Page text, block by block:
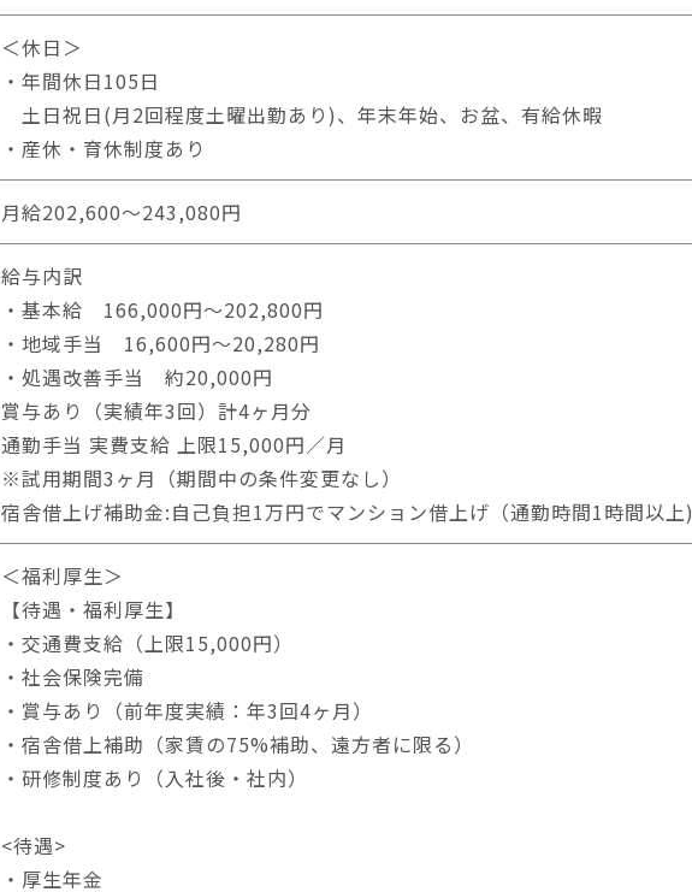
＜休日＞
・年間休日105日
土日祝日(月2回程度土曜出勤あり)、年末年始、お盆、有給休暇
・産休・育休制度あり
月給202,600～243,080円
給与内訳
・基本給 166,000円～202,800円
・地域手当 16,600円～20,280円
・処遇改善手当 約20,000円
賞与あり（実績年3回）計4ヶ月分
通勤手当 実費支給 上限15,000円／月
※試用期間3ヶ月（期間中の条件変更なし）
宿舎借上げ補助金:自己負担1万円でマンション借上げ（通勤時間1時間以上)
＜福利厚生＞
【待遇・福利厚生】
・交通費支給（上限15,000円）
・社会保険完備
・賞与あり（前年度実績：年3回4ヶ月）
・宿舎借上補助（家賃の75%補助、遠方者に限る）
・研修制度あり（入社後・社内）
<待遇>
・厚生年金